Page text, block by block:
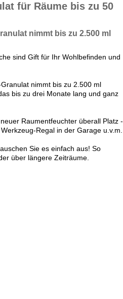
für Räume bis zu 50
nimmt bis zu 2.500 ml
sind Gift für Ihr Wohlbefinden und
nimmt bis zu 2.500 ml
bis zu drei Monate lang und ganz
Raumentfeuchter überall Platz -
Regal in der Garage u.v.m.
Sie es einfach aus! So
über längere Zeiträume.